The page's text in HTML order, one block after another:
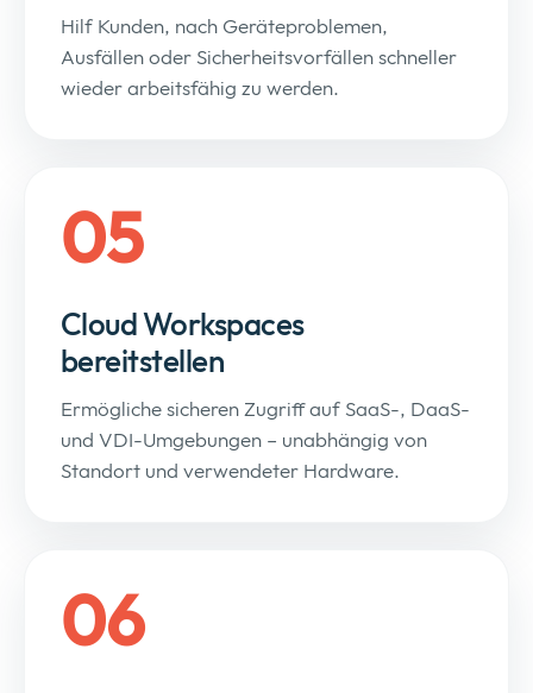
Hilf Kunden, nach Geräteproblemen,
Ausfällen oder Sicherheitsvorfällen schneller
wieder arbeitsfähig zu werden.
05
Cloud Workspaces
bereitstellen
Ermögliche sicheren Zugriff auf SaaS-, DaaS-
und VDI-Umgebungen – unabhängig von
Standort und verwendeter Hardware.
06